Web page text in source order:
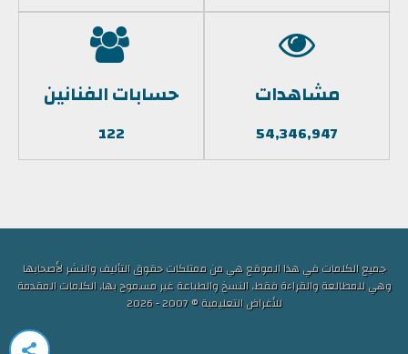
مشاهدات
54,346,947
حسابات الفنانين
122
جميع الكلمات في هذا الموقع هي من ممتلكات حقوق التأليف والنشر لأصحابها
وهي للمطالعة والقراءة فقط, النسخ والطباعة غير مسموح بها, الكلمات المقدمة
للأغراض التعليمية © 2007 - 2026